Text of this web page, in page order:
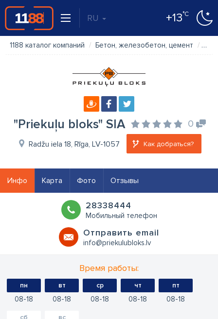
RU +13°C
1188 каталог компаний Бетон, железобетон, цемент
"Priekuļu bloks" SIA 0
Radžu iela 18, Rīga, LV-1057 Как добраться?
Инфо Карта Фото Отзывы
28338444
Мобильный телефон
Oтправить email
​info@priekulubloks.lv
Время работы:
пн
08 18
вт
08 18
ср
08 18
чт
08 18
пт
08 18
сб вс